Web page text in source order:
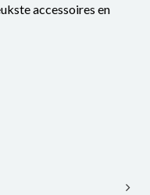
accessoires en